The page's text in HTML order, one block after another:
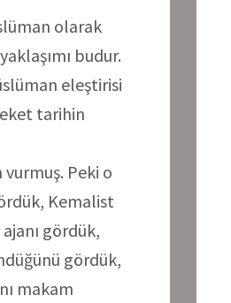
olarak
budur.
eleştirisi
tarihin
Peki o
Kemalist
gördük,
gördük,
makam